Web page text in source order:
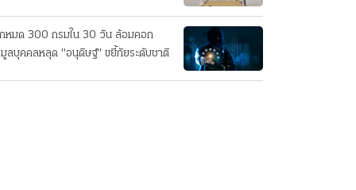
กหมด 300 กรมใน 30 วัน ล้อมคอก
ลบุคคลหลุด "อนุดิษฐ์" ขยี้ภัยระดับชาติ